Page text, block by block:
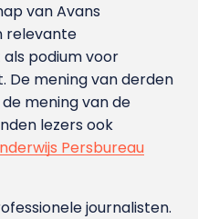
van Avans
relevante
podium voor
De mening van derden
mening van de
lezers ook
Persbureau
journalisten.